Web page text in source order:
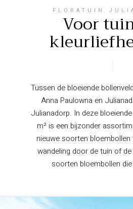
FLORATUIN
Voor
Tussen de bloeiende
Anna Paulowna en
Julianadorp. In deze
m² is een bijzonder
nieuwe soorten bloembollen
wandeling door de tuin of
soorten bloembollen